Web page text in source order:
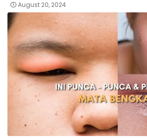
August 20, 2024